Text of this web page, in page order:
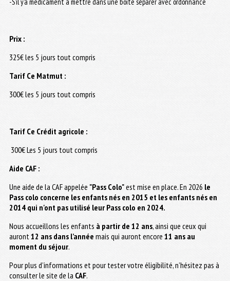
Prix :
325€ les 5 jours tout compris
Tarif Ce Matmut :
300€ les 5 jours tout compris
Tarif Ce Crédit agricole :
300€ Les 5 jours tout compris
Aide CAF :
Une aide de la CAF appelée "Pass Colo"est mise en place. En 2026 le
Pass colo concerne les enfants nés en 2015 et les enfants nés en
2014 qui n'ont pas utilisé leur Pass colo en 2024.
Nous accueillons les enfants à partir de 12 ans, ainsi que ceux qui
auront12 ans dans l’année mais qui auront encore 11 ans au
moment du séjour.
Pour plus d’informations et pour tester votre éligibilité, n’hésitez pas à
consulter le site de la CAF.